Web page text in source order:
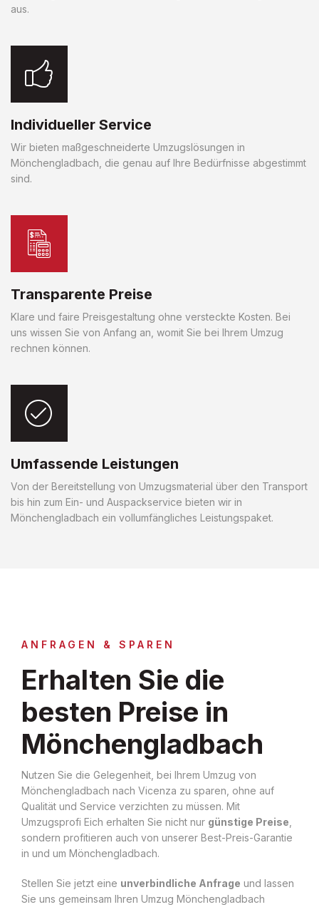
aus.
Individueller Service
Wir bieten maßgeschneiderte Umzugslösungen in
Mönchengladbach, die genau auf Ihre Bedürfnisse abgestimmt
sind.
Transparente Preise
Klare und faire Preisgestaltung ohne versteckte Kosten. Bei
uns wissen Sie von Anfang an, womit Sie bei Ihrem Umzug
rechnen können.
Umfassende Leistungen
Von der Bereitstellung von Umzugsmaterial über den Transport
bis hin zum Ein- und Auspackservice bieten wir in
Mönchengladbach ein vollumfängliches Leistungspaket.
ANFRAGEN & SPAREN
Erhalten Sie die
besten Preise in
Mönchengladbach
Nutzen Sie die Gelegenheit, bei Ihrem Umzug von
Mönchengladbach nach Vicenza zu sparen, ohne auf
Qualität und Service verzichten zu müssen. Mit
Umzugsprofi Eich erhalten Sie nicht nur günstige Preise
sondern profitieren auch von unserer Best-Preis-Garantie
in und um Mönchengladbach.
Stellen Sie jetzt eine unverbindliche Anfrage und lassen
Sie uns gemeinsam Ihren Umzug Mönchengladbach